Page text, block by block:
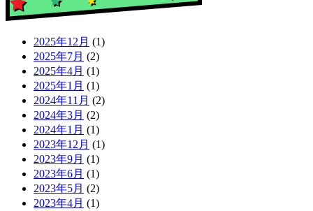
2025年12月 (1)
2025年7月 (2)
2025年4月 (1)
2025年1月 (1)
2024年11月 (2)
2024年3月 (2)
2024年1月 (1)
2023年12月 (1)
2023年9月 (1)
2023年6月 (1)
2023年5月 (2)
2023年4月 (1)